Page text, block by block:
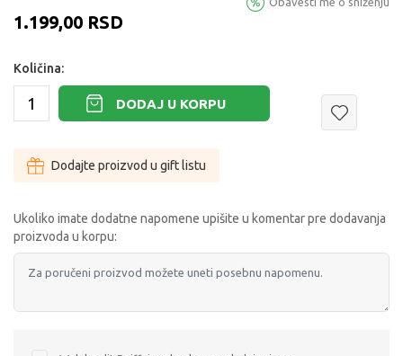
1.199,00 RSD
Količina:
DODAJ U KORPU
Dodajte proizvod u gift listu
Ukoliko imate dodatne napomene upišite u komentar pre dodavanja
proizvoda u korpu: